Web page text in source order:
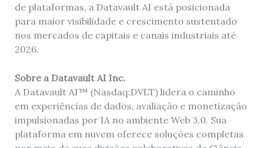
de plataformas, a Datavault AI está posicionada
para maior visibilidade e crescimento sustentado
nos mercados de capitais e canais industriais até
2026.
Sobre a Datavault AI Inc.
A Datavault AI™ (Nasdaq:DVLT) lidera o caminho
em experiências de dados, avaliação e monetização
impulsionadas por IA no ambiente Web 3.0. Sua
plataforma em nuvem oferece soluções completas